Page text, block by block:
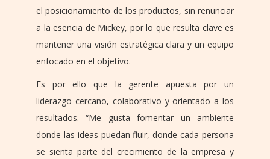
el posicionamiento de los productos, sin renunciar
a la esencia de Mickey, por lo que resulta clave es
mantener una visión estratégica clara y un equipo
enfocado en el objetivo.
Es por ello que la gerente apuesta por un
liderazgo cercano, colaborativo y orientado a los
resultados. “Me gusta fomentar un ambiente
donde las ideas puedan fluir, donde cada persona
se sienta parte del crecimiento de la empresa y